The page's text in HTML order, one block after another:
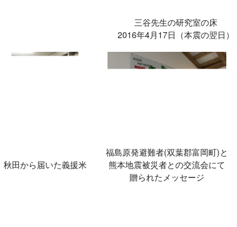
三谷先生の研究室の床
2016年4月17日（本震の翌日）
秋田から届いた義援米
福島原発避難者(双葉郡富岡町)と
熊本地震被災者との交流会にて
贈られたメッセージ